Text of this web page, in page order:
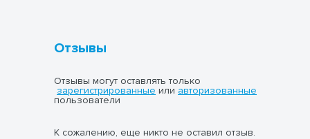
Отзывы
Отзывы могут оставлять только
зарегистрированные или авторизованные
пользователи
К сожалению, еще никто не оставил отзыв.